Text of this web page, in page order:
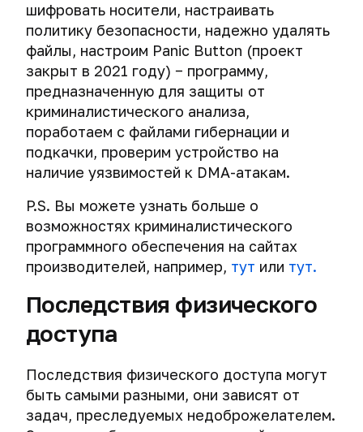
шифровать носители, настраивать
политику безопасности, надежно удалять
файлы, настроим Panic Button (проект
закрыт в 2021 году) − программу,
предназначенную для защиты от
криминалистического анализа,
поработаем с файлами гибернации и
подкачки, проверим устройство на
наличие уязвимостей к DMA-атакам.
P.S. Вы можете узнать больше о
возможностях криминалистического
программного обеспечения на сайтах
производителей, например, тут или тут.
Последствия физического
доступа
Последствия физического доступа могут
быть самыми разными, они зависят от
задач, преследуемых недоброжелателем.